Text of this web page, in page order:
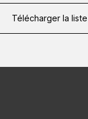
Télécharger la